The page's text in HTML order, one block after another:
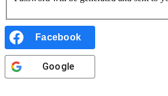
Facebook
Google